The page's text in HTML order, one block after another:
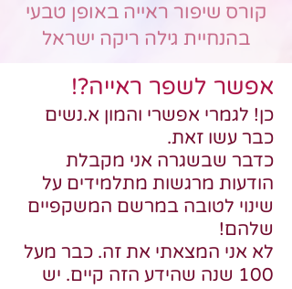
קורס שיפור ראייה באופן טבעי
בהנחיית גילה ריקה ישראל
אפשר לשפר ראייה?!
כן! לגמרי אפשרי והמון א.נשים
כבר עשו זאת.
כדבר שבשגרה אני מקבלת
הודעות מרגשות מתלמידים על
שינוי לטובה במרשם המשקפיים
שלהם!
לא אני המצאתי את זה. כבר מעל
100 שנה שהידע הזה קיים. יש